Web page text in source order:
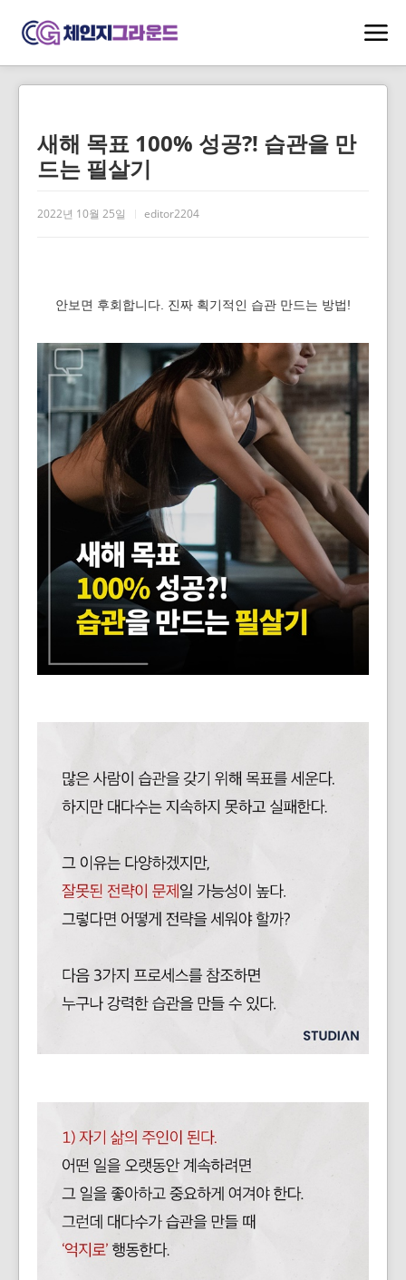
새해 목표 100% 성공?! 습관을 만
드는 필살기
2022년 10월 25일 editor2204
안보면 후회합니다. 진짜 획기적인 습관 만드는 방법!